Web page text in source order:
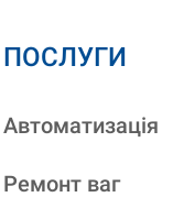
ПОСЛУГИ
Автоматизація
Ремонт ваг